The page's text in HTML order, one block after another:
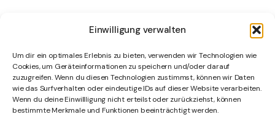
Einwilligung verwalten
Um dir ein optimales Erlebnis zu bieten, verwenden wir Technologien wie
Cookies, um Geräteinformationen zu speichern und/oder darauf
zuzugreifen. Wenn du diesen Technologien zustimmst, können wir Daten
wie das Surfverhalten oder eindeutige IDs auf dieser Website verarbeiten.
Wenn du deine Einwillligung nicht erteilst oder zurückziehst, können
bestimmte Merkmale und Funktionen beeinträchtigt werden.